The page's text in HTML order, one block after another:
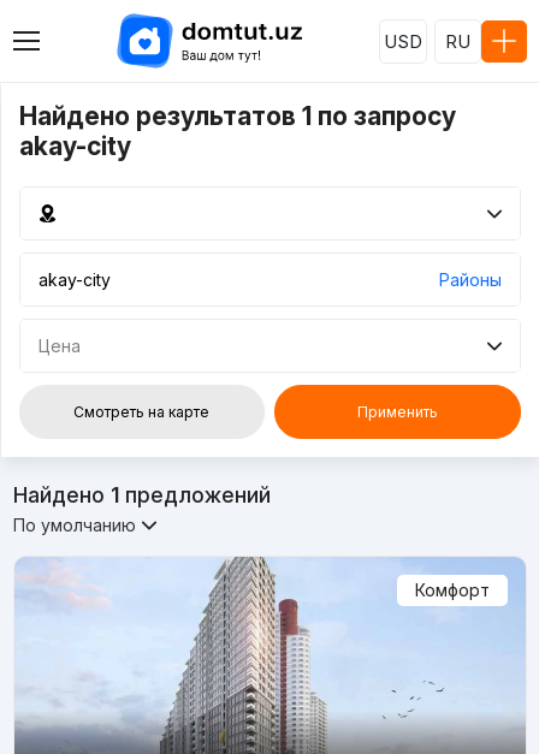
USD RU
Найдено результатов 1 по запросу
akay-city
Районы
Цена
Смотреть на карте Применить
Найдено 1предложений
По умолчанию
Комфорт